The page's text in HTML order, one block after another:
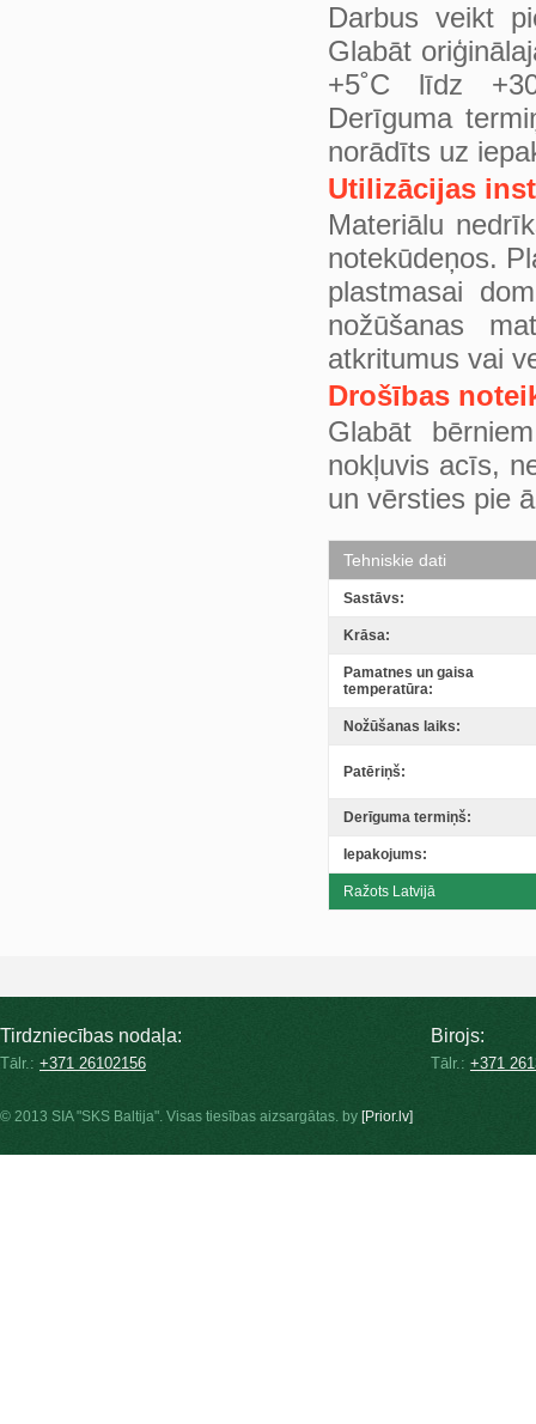
Darbus veikt
Glabāt
+5˚C līdz
Derīguma
norādīts uz
Utilizācijas
Materiālu
notekūdeņos.
plastmasai
nožūšanas
atkritumus vai
Drošības
Glabāt
nokļuvis acīs,
un vērsties pie
Tehniskie dati
Sastāvs:
Krāsa:
Pamatnes un gaisa
temperatūra:
Nožūšanas laiks:
Patēriņš:
Derīguma termiņš:
Iepakojums:
Ražots Latvijā
Tirdzniecības nodaļa:
Tālr.: +371 26102156
© 2013 SIA "SKS Baltija". Visas tiesības aizsargātas. by [Prior.lv]
Birojs:
Tālr.: +371